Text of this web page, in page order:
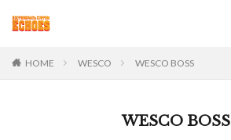
HOME WESCO WESCO BOSS
WESCO BOSS